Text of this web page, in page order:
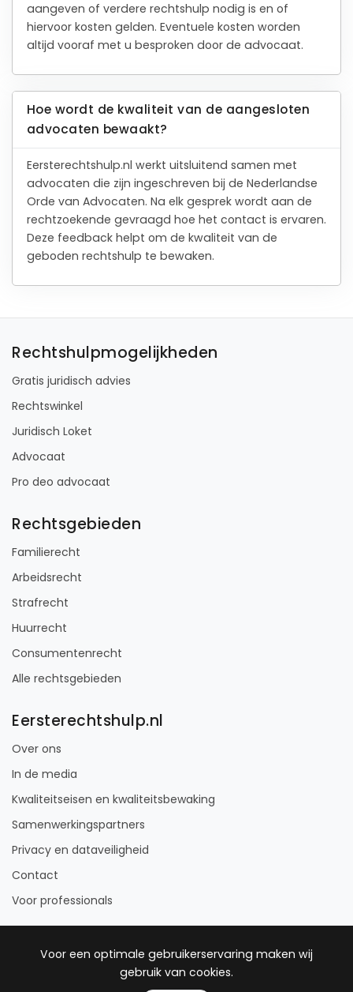
aangeven of verdere rechtshulp nodig is en of
hiervoor kosten gelden. Eventuele kosten worden
altijd vooraf met u besproken door de advocaat.
Hoe wordt de kwaliteit van de aangesloten
advocaten bewaakt?
Eersterechtshulp.nl werkt uitsluitend samen met
advocaten die zijn ingeschreven bij de Nederlandse
Orde van Advocaten. Na elk gesprek wordt aan de
rechtzoekende gevraagd hoe het contact is ervaren.
Deze feedback helpt om de kwaliteit van de
geboden rechtshulp te bewaken.
Rechtshulpmogelijkheden
Gratis juridisch advies
Rechtswinkel
Juridisch Loket
Advocaat
Pro deo advocaat
Rechtsgebieden
Familierecht
Arbeidsrecht
Strafrecht
Huurrecht
Consumentenrecht
Alle rechtsgebieden
Eersterechtshulp.nl
Over ons
In de media
Kwaliteitseisen en kwaliteitsbewaking
Samenwerkingspartners
Privacy en dataveiligheid
Contact
Voor professionals
© 2012 - 2026 Eersterechtshulp
Voor een optimale gebruikerservaring maken wij
gebruik van cookies.